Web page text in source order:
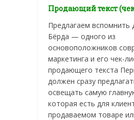
Продающий текст
Предлагаем вспомнить
Бёрда — одного из
основоположников
маркетинга и его чек-
продающего текста
должен сразу
освещать самую
которая есть для
продаваемом товаре